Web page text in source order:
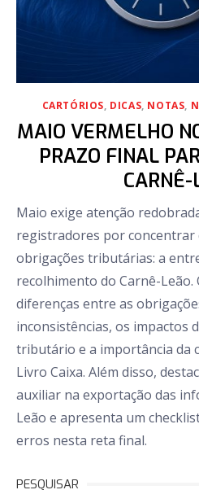
CARTÓRIOS, DICAS, NOTAS,
MAIO VERMELHO
PRAZO FINAL
CARNÊ-
Maio exige atenção
registradores por
obrigações tributárias: a
recolhimento do Carnê-Leão.
diferenças entre as
inconsistências, os impactos
tributário e a importância da
Livro Caixa. Além disso,
auxiliar na exportação das
Leão e apresenta um
erros nesta reta final.
PESQUISAR